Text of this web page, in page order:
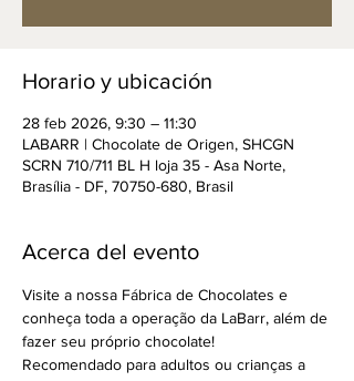
Horario y ubicación
28 feb 2026, 9:30 – 11:30
LABARR | Chocolate de Origen, SHCGN
SCRN 710/711 BL H loja 35 - Asa Norte,
Brasília - DF, 70750-680, Brasil
Acerca del evento
Visite a nossa Fábrica de Chocolates e
conheça toda a operação da LaBarr, além de
fazer seu próprio chocolate!
Recomendado para adultos ou crianças a